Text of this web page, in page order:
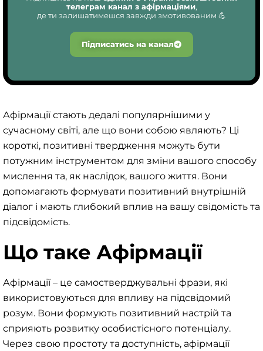
телеграм канал з афірмаціями,
де ти залишатимешся завжди змотивованим 💪
Підписатись на канал
Афірмації стають дедалі популярнішими у
сучасному світі, але що вони собою являють? Ці
короткі, позитивні твердження можуть бути
потужним інструментом для зміни вашого способу
мислення та, як наслідок, вашого життя. Вони
допомагають формувати позитивний внутрішній
діалог і мають глибокий вплив на вашу свідомість та
підсвідомість.
Що таке Афірмації
Афірмації – це самостверджувальні фрази, які
використовуються для впливу на підсвідомий
розум. Вони формують позитивний настрій та
сприяють розвитку особистісного потенціалу.
Через свою простоту та доступність, афірмації